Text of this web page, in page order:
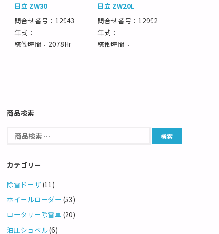
日立 ZW30
問合せ番号：12943
年式：
稼働時間：2078Hr
日立 ZW20L
問合せ番号：12992
年式：
稼働時間：
商品検索
カテゴリー
除雪ドーザ(11)
ホイールローダー (53)
ロータリー除雪車 (20)
油圧ショベル(6)